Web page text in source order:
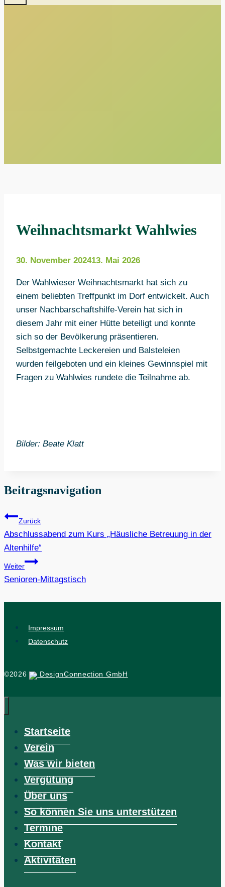
Weihnachtsmarkt Wahlwies
30. November 202413. Mai 2026
Der Wahlwieser Weihnachtsmarkt hat sich zu
einem beliebten Treffpunkt im Dorf entwickelt. Auch
unser Nachbarschaftshilfe-Verein hat sich in
diesem Jahr mit einer Hütte beteiligt und konnte
sich so der Bevölkerung präsentieren.
Selbstgemachte Leckereien und Balsteleien
wurden feilgeboten und ein kleines Gewinnspiel mit
Fragen zu Wahlwies rundete die Teilnahme ab.
Bilder: Beate Klatt
Beitragsnavigation
Zurück
Abschlussabend zum Kurs „Häusliche Betreuung in der
Altenhilfe“
Weiter
Senioren-Mittagstisch
Impressum
Datenschutz
©2026 DesignConnection GmbH
Startseite
Verein
Was wir bieten
Vergütung
Über uns
So können Sie uns unterstützen
Termine
Kontakt
Aktivitäten